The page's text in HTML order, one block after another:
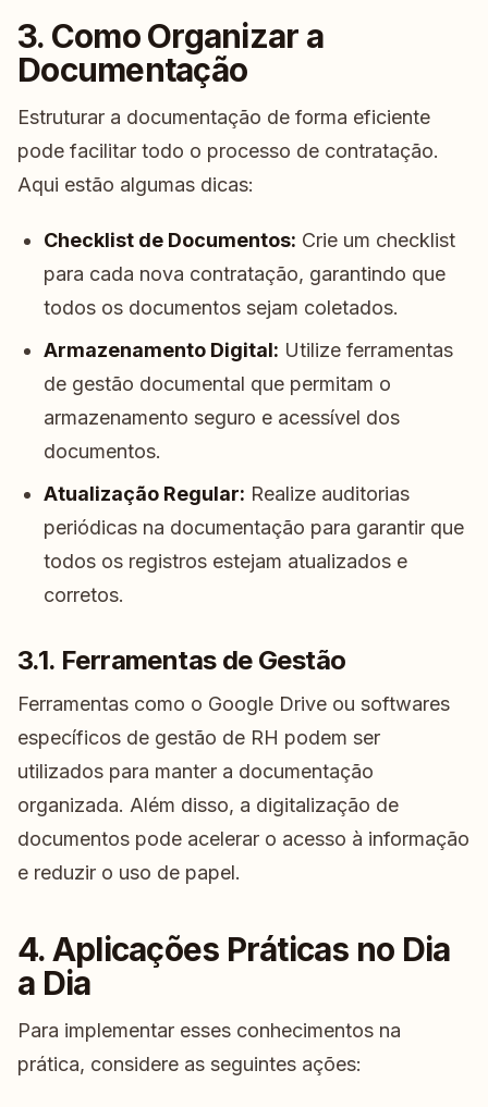
3. Como Organizar a
Documentação
Estruturar a documentação de forma eficiente
pode facilitar todo o processo de contratação.
Aqui estão algumas dicas:
Checklist de Documentos: Crie um checklist
para cada nova contratação, garantindo que
todos os documentos sejam coletados.
Armazenamento Digital: Utilize ferramentas
de gestão documental que permitam o
armazenamento seguro e acessível dos
documentos.
Atualização Regular: Realize auditorias
periódicas na documentação para garantir que
todos os registros estejam atualizados e
corretos.
3.1. Ferramentas de Gestão
Ferramentas como o Google Drive ou softwares
específicos de gestão de RH podem ser
utilizados para manter a documentação
organizada. Além disso, a digitalização de
documentos pode acelerar o acesso à informação
e reduzir o uso de papel.
4. Aplicações Práticas no Dia
a Dia
Para implementar esses conhecimentos na
prática, considere as seguintes ações: